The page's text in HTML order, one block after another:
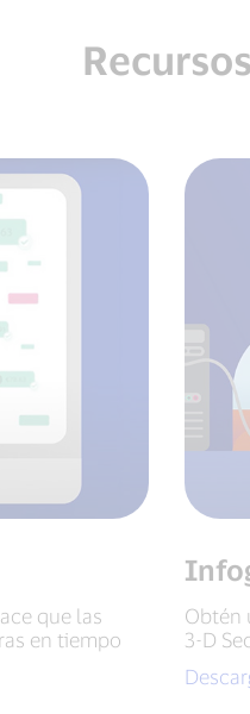
Recursos
que las
en tiempo
Obtén
3-D